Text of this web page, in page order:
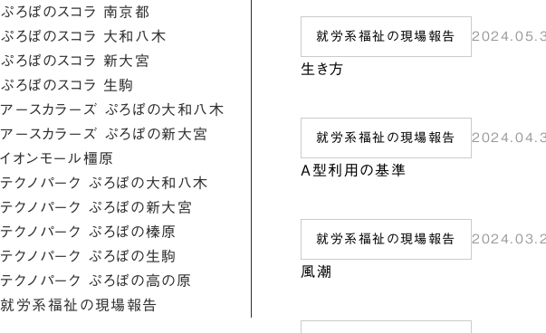
ぷろぼのスコラ 南京都
ぷろぼのスコラ 大和八木
ぷろぼのスコラ 新大宮
ぷろぼのスコラ 生駒
アースカラーズ ぷろぼの大和八木
アースカラーズ ぷろぼの新大宮
イオンモール橿原
テクノパーク ぷろぼの大和八木
テクノパーク ぷろぼの新大宮
テクノパーク ぷろぼの榛原
テクノパーク ぷろぼの生駒
テクノパーク ぷろぼの高の原
就労系福祉の現場報告
就労系福祉の現場報告
生き方
就労系福祉の現場報告
A型利用の基準
就労系福祉の現場報告
風潮